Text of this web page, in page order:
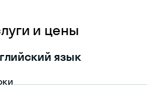
и цены
язык